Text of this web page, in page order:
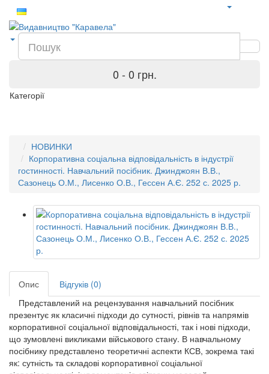
0 - 0 грн.
Категорії
НОВИНКИ
Корпоративна соціальна відповідальність в індустрії
гостинності. Навчальний посібник. Джинджоян В.В.,
Сазонець О.М., Лисенко О.В., Гессен А.Є. 252 с. 2025 р.
Опис
Відгуків (0)
Представлений на рецензування навчальний посібник
презентує як класичні підходи до сутності, рівнів та напрямів
корпоративної соціальної відповідальності, так і нові підходи,
що зумовлені викликами військового стану. В навчальному
посібнику представлено теоретичні аспекти КСВ, зокрема такі
як: сутність та складові корпоративної соціальної